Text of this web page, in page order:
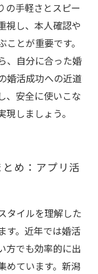
の手軽さとスピー
視し、本人確認や
とが重要です。
、自分に合った婚
婚活成功への近道
、安全に使いこな
しましょう。
め：アプリ活
タイルを理解した
す。近年では婚活
方でも効率的に出
めています。新潟